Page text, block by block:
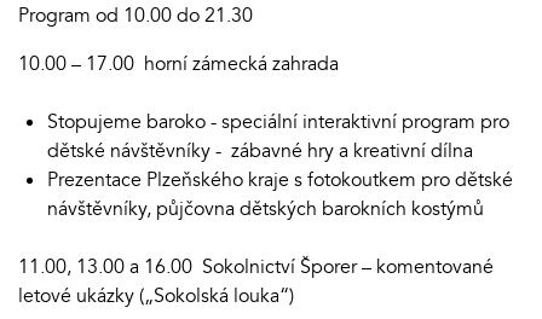
Program od 10.00 do 21.30
10.00 – 17.00 horní zámecká zahrada
Stopujeme baroko - speciální interaktivní program pro
dětské návštěvníky - zábavné hry a kreativní dílna
Prezentace Plzeňského kraje s fotokoutkem pro dětské
návštěvníky, půjčovna dětských barokních kostýmů
11.00, 13.00 a 16.00 Sokolnictví Šporer – komentované
letové ukázky („Sokolská louka“)